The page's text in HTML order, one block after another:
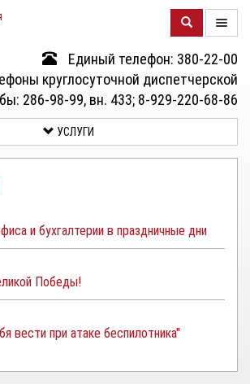
Единый телефон: 380-22-00
круглосуточной диспетчерской
286-98-99, вн. 433; 8-929-220-68-86
УСЛУГИ
и бухгалтерии в праздничные дни
Победы!
вести при атаке беспилотника"